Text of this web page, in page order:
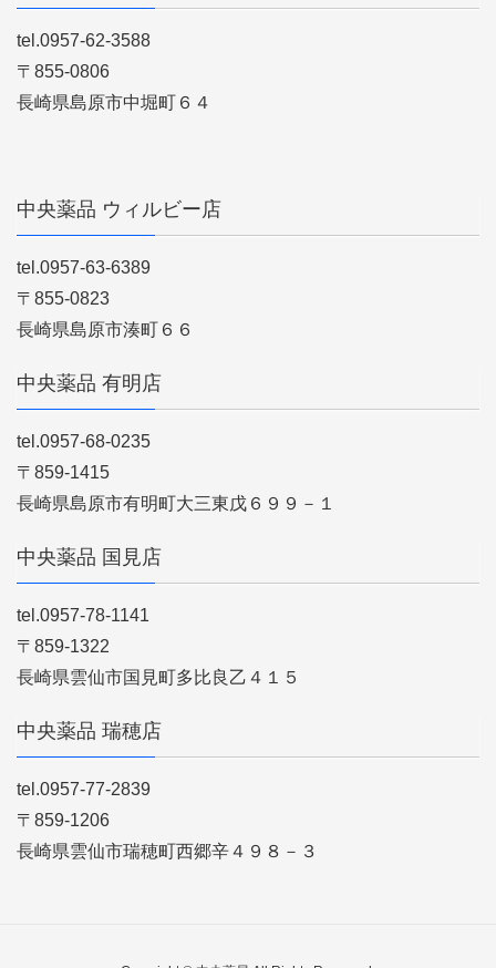
tel.0957-62-3588
〒855-0806
長崎県島原市中堀町６４
中央薬品 ウィルビー店
tel.0957-63-6389
〒855-0823
長崎県島原市湊町６６
中央薬品 有明店
tel.0957-68-0235
〒859-1415
長崎県島原市有明町大三東戊６９９－１
中央薬品 国見店
tel.0957-78-1141
〒859-1322
長崎県雲仙市国見町多比良乙４１５
中央薬品 瑞穂店
tel.0957-77-2839
〒859-1206
長崎県雲仙市瑞穂町西郷辛４９８－３